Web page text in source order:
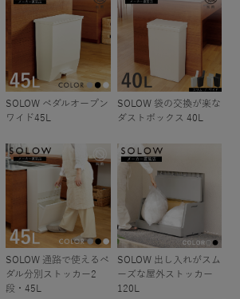
SOLOW ペダルオープン
ワイド45L
SOLOW 袋の交換が楽な
ダストボックス 40L
SOLOW 通路で使えるペ
ダル分別ストッカー2
段・45L
SOLOW 出し入れがスム
ーズな屋外ストッカー
120L